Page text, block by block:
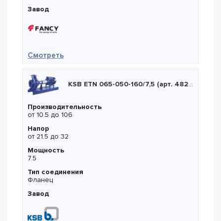
Завод
Смотреть— Fancy FTD 65-48G/2
KSB ETN 065-050-160/7,5 (арт. 48252818)
Производительность
от 10.5 до 106
Напор
от 21.5 до 32
Мощность
7.5
Тип соединения
Фланец
Завод